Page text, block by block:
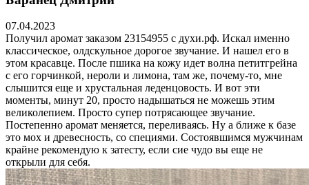
07.04.2023
Получил аромат заказом 23154955 с духи.рф. Искал именно
классическое, олдскульное дорогое звучание. И нашел его в
этом красавце. После пшика на кожу идет волна петитгрейна
с его горчинкой, нероли и лимона, там же, почему-то, мне
слышится еще и хрустальная леденцовость. И вот эти
моменты, минут 20, просто надышаться не можешь этим
великолепием. Просто супер потрясающее звучание.
Постепенно аромат меняется, переливаясь. Ну а ближе к базе
это мох и древесность, со специями. Состоявшимся мужчинам
крайне рекомендую к затесту, если сие чудо вы еще не
открыли для себя.